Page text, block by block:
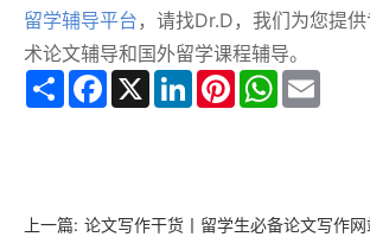
留学辅导平台 ，请找Dr.D，我们为您提
术论文辅导和国外留学课程辅导。
Share Facebook
X LinkedInPinterestWhatsApp
上一篇: 论文写作干货丨留学生必备论文写作网